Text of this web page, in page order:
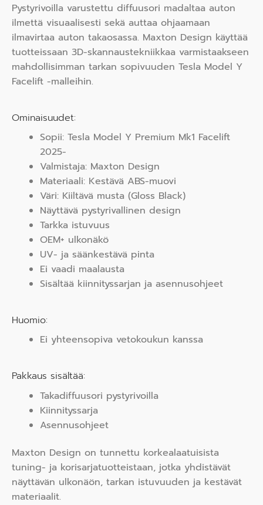
Pystyrivoilla varustettu diffuusori madaltaa auton
ilmettä visuaalisesti sekä auttaa ohjaamaan
ilmavirtaa auton takaosassa. Maxton Design käyttää
tuotteissaan 3D-skannaustekniikkaa varmistaakseen
mahdollisimman tarkan sopivuuden Tesla Model Y
Facelift -malleihin.
Ominaisuudet:
Sopii: Tesla Model Y Premium Mk1 Facelift
2025-
Valmistaja: Maxton Design
Materiaali: Kestävä ABS-muovi
Väri: Kiiltävä musta (Gloss Black)
Näyttävä pystyrivallinen design
Tarkka istuvuus
OEM+ ulkonäkö
UV- ja säänkestävä pinta
Ei vaadi maalausta
Sisältää kiinnityssarjan ja asennusohjeet
Huomio:
Ei yhteensopiva vetokoukun kanssa
Pakkaus sisältää:
Takadiffuusori pystyrivoilla
Kiinnityssarja
Asennusohjeet
Maxton Design on tunnettu korkealaatuisista
tuning- ja korisarjatuotteistaan, jotka yhdistävät
näyttävän ulkonäön, tarkan istuvuuden ja kestävät
materiaalit.